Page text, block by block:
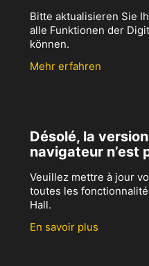
Bitte aktualisieren Sie
alle Funktionen der
können.
Mehr erfahren
Désolé, la
navigateur n’est
Veuillez mettre à jour
toutes les
Hall.
En savoir plus